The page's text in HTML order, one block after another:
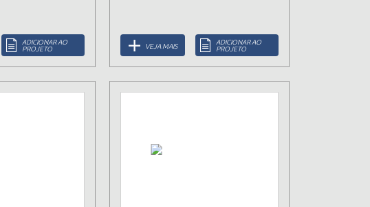
ADICIONAR AO
PROJETO VEJA MAIS ADICIONAR AO
PROJETO